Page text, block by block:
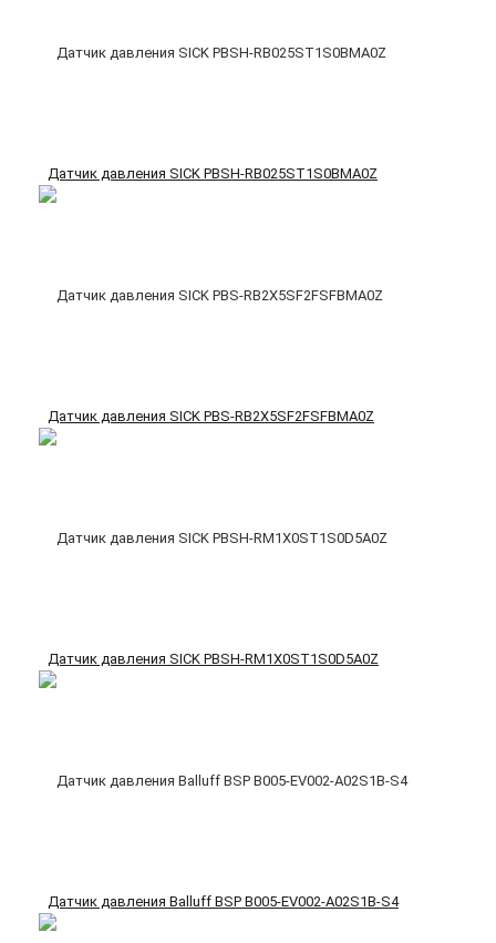
Датчик давления SICK PBSH-RB025ST1S0BMA0Z
Датчик давления SICK PBS-RB2X5SF2FSFBMA0Z
Датчик давления SICK PBSH-RM1X0ST1S0D5A0Z
Датчик давления Balluff BSP B005-EV002-A02S1B-S4